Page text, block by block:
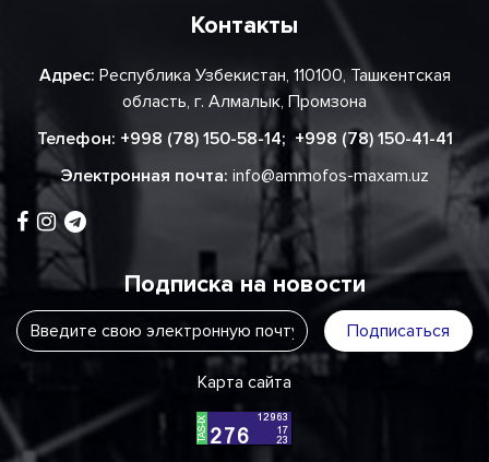
Контакты
Адрес: Республика Узбекистан, 110100, Ташкентская
область, г. Алмалык, Промзона
Телефон: +998 (78) 150-58-14; +998 (78) 150-41-41
Электронная почта: info@ammofos-maxam.uz
Подписка на новости
Подписаться
Карта сайта